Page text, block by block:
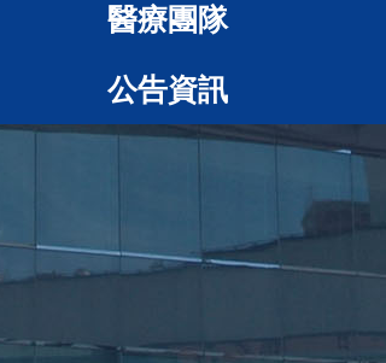
醫療團隊
公告資訊